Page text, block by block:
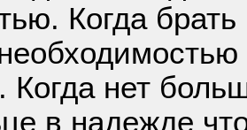
Когда
Когда нет
в надежде